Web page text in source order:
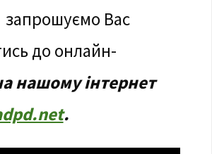
Вас
до онлайн-
нашому інтернет
.